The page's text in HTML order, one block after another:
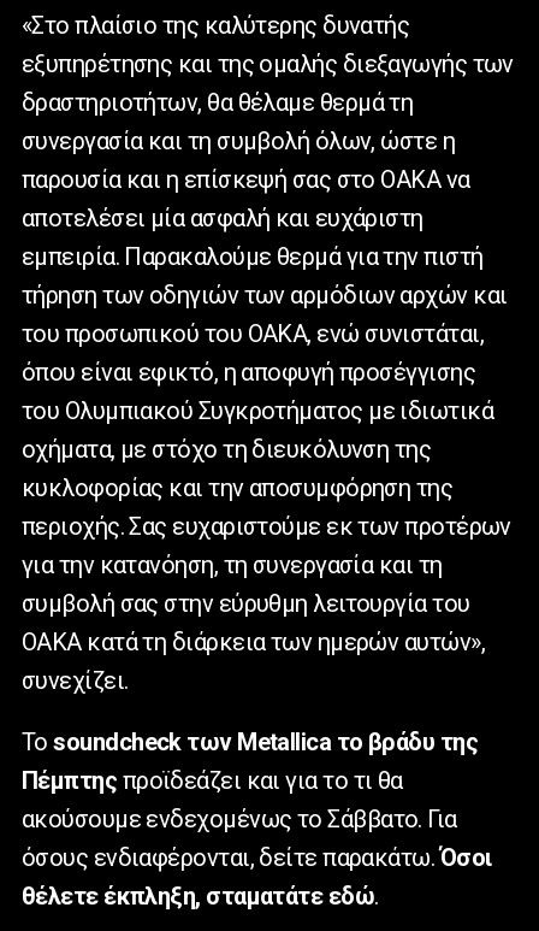
«Στο πλαίσιο της καλύτερης δυνατής
εξυπηρέτησης και της ομαλής διεξαγωγής των
δραστηριοτήτων, θα θέλαμε θερμά τη
συνεργασία και τη συμβολή όλων, ώστε η
παρουσία και η επίσκεψή σας στο ΟΑΚΑ να
αποτελέσει μία ασφαλή και ευχάριστη
εμπειρία. Παρακαλούμε θερμά για την πιστή
τήρηση των οδηγιών των αρμόδιων αρχών και
του προσωπικού του ΟΑΚΑ, ενώ συνιστάται,
όπου είναι εφικτό, η αποφυγή προσέγγισης
του Ολυμπιακού Συγκροτήματος με ιδιωτικά
οχήματα, με στόχο τη διευκόλυνση της
κυκλοφορίας και την αποσυμφόρηση της
περιοχής. Σας ευχαριστούμε εκ των προτέρων
για την κατανόηση, τη συνεργασία και τη
συμβολή σας στην εύρυθμη λειτουργία του
ΟΑΚΑ κατά τη διάρκεια των ημερών αυτών»,
συνεχίζει.
Τοsoundcheck των Metallica το βράδυ της
Πέμπτης προϊδεάζει και για το τι θα
ακούσουμε ενδεχομένως το Σάββατο. Για
όσους ενδιαφέρονται, δείτε παρακάτω.Όσοι
θέλετε έκπληξη, σταματάτε εδώ.